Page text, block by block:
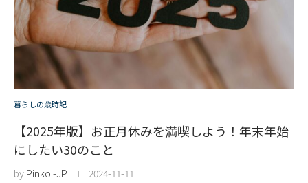
暮らしの歳時記
【2025年版】お正月休みを満喫しよう！年末年始
にしたい30のこと
by Pinkoi-JP 2024-11-11